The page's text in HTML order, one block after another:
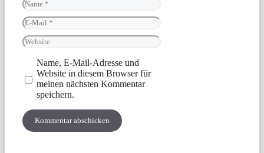
E-
Website
Name, E-Mail-Adresse und
Website in diesem Browser für
meinen nächsten Kommentar
speichern.